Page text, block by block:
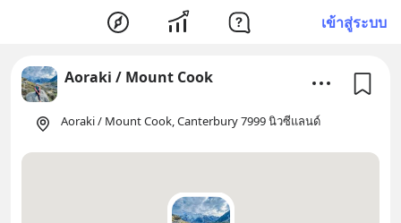
เข้าสู่ระบบ
Aoraki / Mount Cook
Aoraki / Mount Cook, Canterbury 7999 นิวซีแลนด์